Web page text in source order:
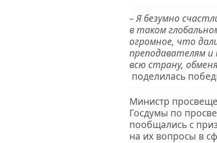
– Я безумно
в таком
огромное, что
преподавателям и
всю страну,
поделилась
Министр
Госдумы по
пообщались с
на их вопросы в